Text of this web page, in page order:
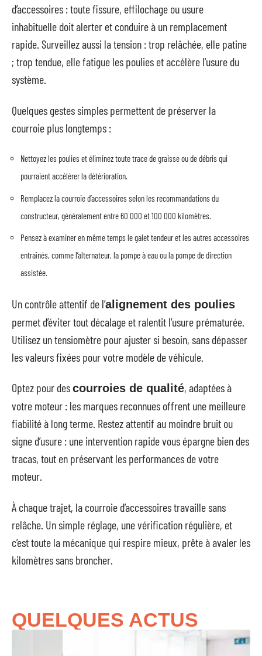
d’accessoires : toute fissure, effilochage ou usure
inhabituelle doit alerter et conduire à un remplacement
rapide. Surveillez aussi la tension : trop relâchée, elle patine
; trop tendue, elle fatigue les poulies et accélère l’usure du
système.
Quelques gestes simples permettent de préserver la
courroie plus longtemps :
Nettoyez les poulies et éliminez toute trace de graisse ou de débris qui
pourraient accélérer la détérioration.
Remplacez la courroie d’accessoires selon les recommandations du
constructeur, généralement entre 60 000 et 100 000 kilomètres.
Pensez à examiner en même temps le galet tendeur et les autres accessoires
entraînés, comme l’alternateur, la pompe à eau ou la pompe de direction
assistée.
Un contrôle attentif de l’alignement des poulies
permet d’éviter tout décalage et ralentit l’usure prématurée.
Utilisez un tensiomètre pour ajuster si besoin, sans dépasser
les valeurs fixées pour votre modèle de véhicule.
Optez pour descourroies de qualité, adaptées à
votre moteur : les marques reconnues offrent une meilleure
fiabilité à long terme. Restez attentif au moindre bruit ou
signe d’usure : une intervention rapide vous épargne bien des
tracas, tout en préservant les performances de votre
moteur.
À chaque trajet, la courroie d’accessoires travaille sans
relâche. Un simple réglage, une vérification régulière, et
c’est toute la mécanique qui respire mieux, prête à avaler les
kilomètres sans broncher.
QUELQUES ACTUS